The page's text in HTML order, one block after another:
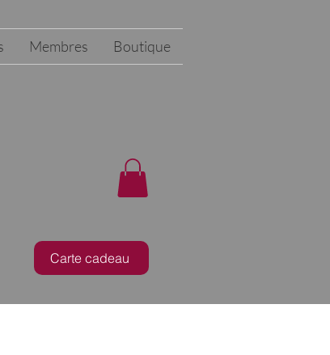
Membres Boutique
Carte cadeau